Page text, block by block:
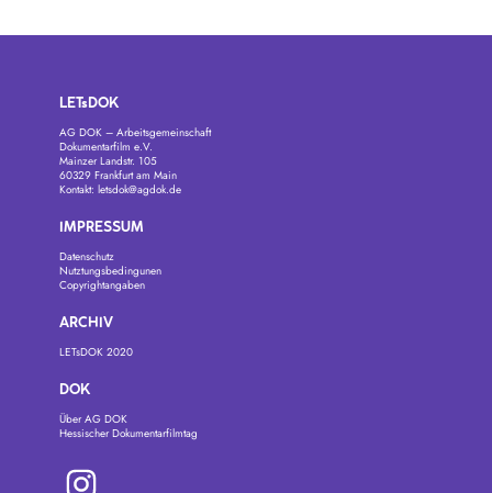
LETsDOK
AG DOK – Arbeitsgemeinschaft
Dokumentarfilm e.V.
Mainzer Landstr. 105
60329 Frankfurt am Main
Kontakt: letsdok@agdok.de
IMPRESSUM
Datenschutz
Nutztungsbedingunen
Copyrightangaben
ARCHIV
LETsDOK 2020
DOK
Über AG DOK
Hessischer Dokumentarfilmtag